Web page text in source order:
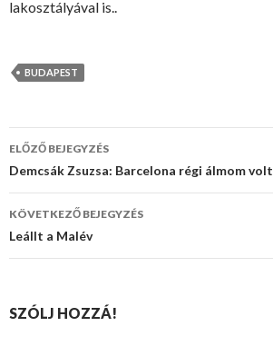
lakosztályával is..
BUDAPEST
Bejegyzés
navigáció
ELŐZŐ BEJEGYZÉS
Demcsák Zsuzsa: Barcelona régi álmom volt
KÖVETKEZŐ BEJEGYZÉS
Leállt a Malév
SZÓLJ HOZZÁ!